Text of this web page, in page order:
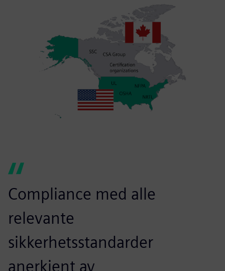
Compliance med alle
relevante
sikkerhetsstandarder
anerkjent av